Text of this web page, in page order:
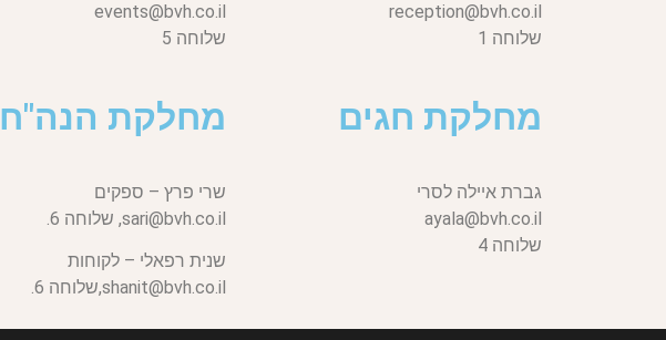
reception@bvh.co.il
שלוחה 1
events@bvh.co.il
שלוחה 5
מחלקת חגים
גברת איילה לסרי
ayala@bvh.co.il
שלוחה 4
מחלקת הנה"ח
שרי פרץ – ספקים
sari@bvh.co.il, שלוחה 6.
שנית רפאלי – לקוחות
shanit@bvh.co.il, שלוחה 6.